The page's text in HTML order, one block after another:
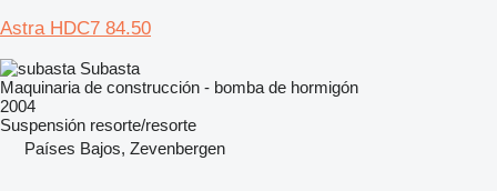
Astra HDC7 84.50
Subasta
Maquinaria de construcción - bomba de hormigón
2004
Suspensión resorte/resorte
Países Bajos, Zevenbergen